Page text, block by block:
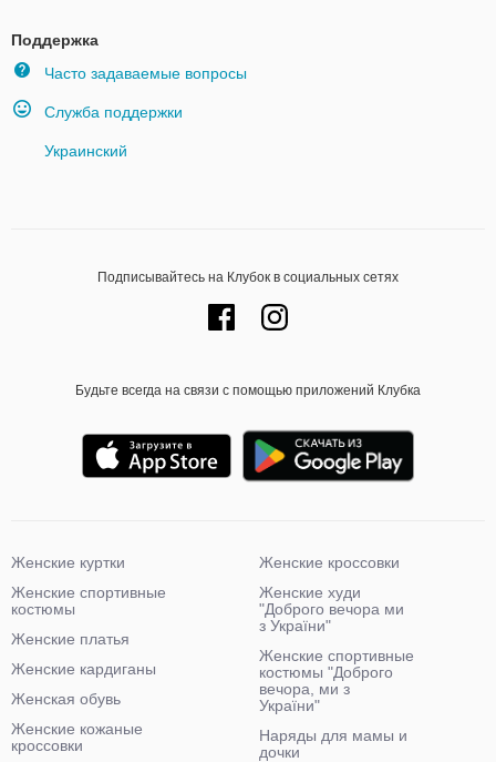
Поддержка
Часто задаваемые вопросы
Служба поддержки
Украинский
Подписывайтесь на Клубок в социальных сетях
Будьте всегда на связи с помощью приложений Клубка
Женские куртки
Женские спортивные
костюмы
Женские платья
Женские кардиганы
Женская обувь
Женские кожаные
кроссовки
Женские кроссовки
Женские худи
"Доброго вечора ми
з України"
Женские спортивные
костюмы "Доброго
вечора, ми з
України"
Наряды для мамы и
дочки